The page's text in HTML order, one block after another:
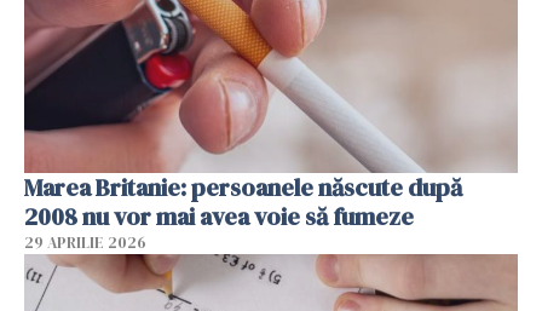
Marea Britanie: persoanele născute după
2008 nu vor mai avea voie să fumeze
29 APRILIE 2026